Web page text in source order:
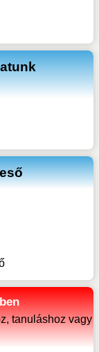
tanuláshoz vagy